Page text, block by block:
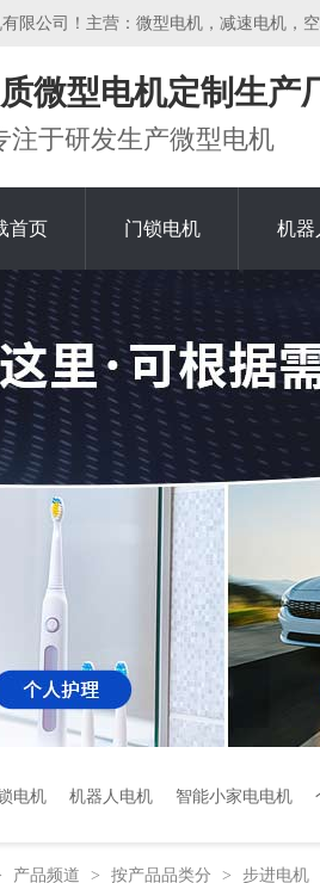
司！主营：微型电机，减速电机
微型电机定制生产
注于研发生产微型电机
首页 门锁电机 机器
电机 机器人电机 智能小家电电机
产品频道 > 按产品品类分 > 步进电机